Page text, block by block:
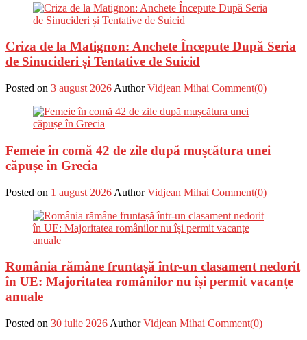
Criza de la Matignon: Anchete Începute După Seria
de Sinucideri și Tentative de Suicid
Posted on 3 august 2026 Author Vidjean Mihai Comment(0)
Femeie în comă 42 de zile după mușcătura unei
căpușe în Grecia
Posted on 1 august 2026 Author Vidjean Mihai Comment(0)
România rămâne fruntașă într-un clasament nedorit
în UE: Majoritatea românilor nu își permit vacanțe
anuale
Posted on 30 iulie 2026 Author Vidjean Mihai Comment(0)